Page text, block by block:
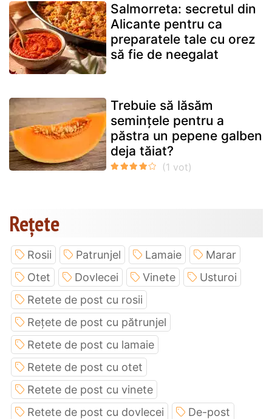
Salmorreta: secretul din
Alicante pentru ca
preparatele tale cu orez
să fie de neegalat
Trebuie să lăsăm
semințele pentru a
păstra un pepene galben
deja tăiat?
Rețete
Rosii Patrunjel Lamaie
Marar
Otet
Dovlecei Vinete
Usturoi
Retete de post cu rosii
Rețete de post cu pătrunjel
Retete de post cu lamaie
Retete de post cu otet
Retete de post cu vinete
Retete de post cu dovlecei
De-post